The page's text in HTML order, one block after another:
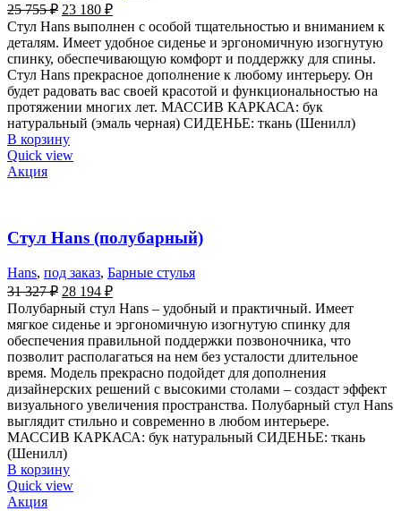
25 755₽ 23 180 ₽
Стул Hans выполнен с особой тщательностью и вниманием к
деталям. Имеет удобное сиденье и эргономичную изогнутую
спинку, обеспечивающую комфорт и поддержку для спины.
Стул Hans прекрасное дополнение к любому интерьеру. Он
будет радовать вас своей красотой и функциональностью на
протяжении многих лет. МАССИВ КАРКАСА: бук
натуральный (эмаль черная) СИДЕНЬЕ: ткань (Шенилл)
В корзину
Quick view
Акция
Стул Hans (полубарный)
Hans, под заказ, Барные стулья
31 327₽ 28 194 ₽
Полубарный стул Hans – удобный и практичный. Имеет
мягкое сиденье и эргономичную изогнутую спинку для
обеспечения правильной поддержки позвоночника, что
позволит располагаться на нем без усталости длительное
время. Модель прекрасно подойдет для дополнения
дизайнерских решений с высокими столами – создаст эффект
визуального увеличения пространства. Полубарный стул Hans
выглядит стильно и современно в любом интерьере.
МАССИВ КАРКАСА: бук натуральный СИДЕНЬЕ: ткань
(Шенилл)
В корзину
Quick view
Акция